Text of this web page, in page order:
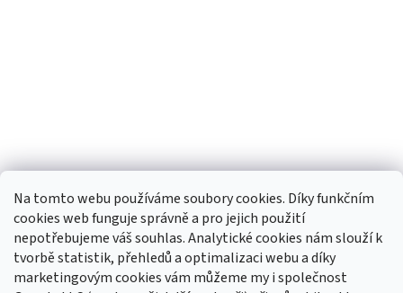
Na tomto webu používáme soubory cookies. Díky funkčním
cookies web funguje správně a pro jejich použití
nepotřebujeme váš souhlas. Analytické cookies nám slouží k
tvorbě statistik, přehledů a optimalizaci webu a díky
marketingovým cookies vám můžeme my i společnost
Sledovat na Instagramu